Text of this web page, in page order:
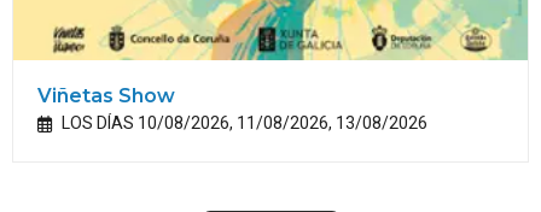
Viñetas Show
LOS DÍAS 10/08/2026, 11/08/2026, 13/08/2026